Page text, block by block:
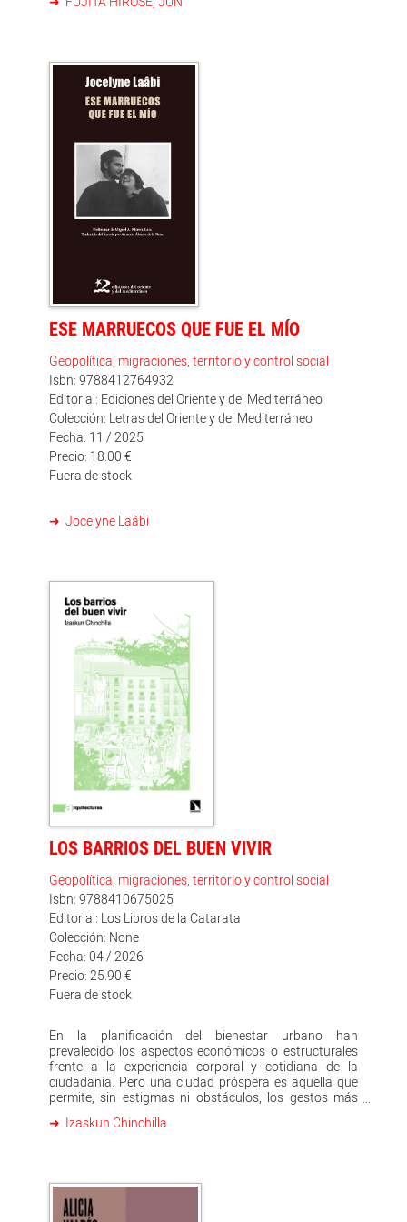
ESE MARRUECOS QUE FUE EL MÍO
Geopolítica, migraciones, territorio y control social
Isbn: 9788412764932
Editorial: Ediciones del Oriente y del Mediterráneo
Colección: Letras del Oriente y del Mediterráneo
Fecha: 11 / 2025
Precio: 18.00 €
Fuera de stock
Jocelyne Laâbi
LOS BARRIOS DEL BUEN VIVIR
Geopolítica, migraciones, territorio y control social
Isbn: 9788410675025
Editorial: Los Libros de la Catarata
Colección: None
Fecha: 04 / 2026
Precio: 25.90 €
Fuera de stock
En la planificación del bienestar urbano han
prevalecido los aspectos económicos o estructurales
frente a la experiencia corporal y cotidiana de la
ciudadanía. Pero una ciudad próspera es aquella que
permite, sin estigmas ni obstáculos, los gestos más
intervienen decisiones estratégicas, sino decisiones
este libro articula diferentes propuestas para la
regeneración, rehabilitación y diseño ex novo de los
Izaskun Chinchilla